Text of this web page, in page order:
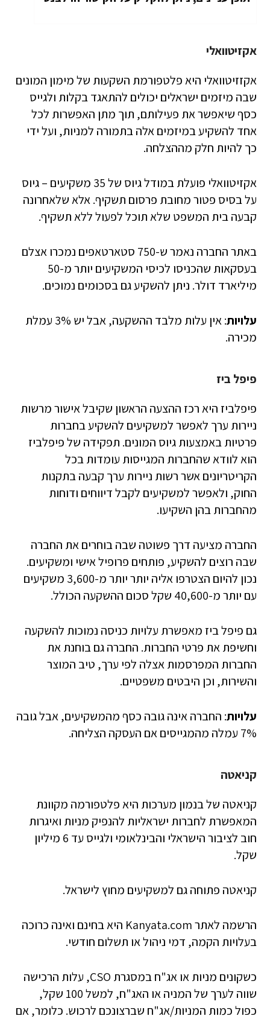
אקזיטוואלי
אקזזיטוואלי היא פלטפורמת השקעות של מימון המונים
שבה מיזמים ישראלים יכולים להתאגד בקלות ולגייס
כסף שיאפשר את פעילותם, תוך מתן האפשרות לכל
אחד להשקיע במיזמים אלה בתמורה למניות, ועל ידי
כך להיות חלק מההצלחה.
אקזיטוואלי פועלת במודל גיוס של 35 משקיעים – גיוס
על בסיס פטור מחובת פרסום תשקיף. אלא שלאחרונה
קבעה בית המשפט שלא תוכל לפעול ללא תשקיף.
באתר החברה נאמר ש-750 סטארטאפים נמכרו אצלם
בעסקאות שהכניסו לכיסי המשקיעים יותר מ-50
מיליארד דולר. ניתן להשקיע גם בסכומים נמוכים.
עלויות
: אין עלות מלבד ההשקעה, אבל יש 3% עמלת
מכירה.
פיפל ביז
פיפלביז היא רכז ההצעה הראשון שקיבל אישור מרשות
ניירות ערך לאפשר למשקיעים להשקיע בחברות
פרטיות באמצעות גיוס המונים. תפקידה של פיפלביז
הוא לוודא שהחברות המגייסות עומדות בכל
הקריטריונים אשר רשות ניירות ערך קבעה בתקנות
החוק, ולאפשר למשקיעים לקבל דיווחים ודוחות
מהחברות בהן השקיעו.
החברה מציעה דרך פשוטה שבה בוחרים את החברה
שבה רוצים להשקיע, פותחים פרופיל אישי ומשקיעים.
נכון להיום הצטרפו אליה יותר יותר מ-3,600 משקיעים
עם יותר מ-40,600 שקל סכום ההשקעה הכולל.
גם פיפל ביז מאפשרת עלויות כניסה נמוכות להשקעה
וחשיפת את פרטי החברות. החברה גם בוחנת את
החברות המפרסמות אצלה לפי ערך, טיב המוצר
והשירות, וכן היבטים משפטיים.
עלויות: החברה אינה גובה כסף מהמשקיעים, אבל גובה
7% עמלה מהמגייסים אם העסקה הצליחה.
קניאטה
קניאטה של בנמון מערכות היא פלטפורמה מקוונת
המאפשרת לחברות ישראליות להנפיק מניות ואיגרות
חוב לציבור הישראלי והבינלאומי ולגייס עד 6 מיליון
שקל.
קניאטה פתוחה גם למשקיעים מחוץ לישראל.
הרשמה לאתר Kanyata.com היא בחינם ואינה כרוכה
בעלויות הקמה, דמי ניהול או תשלום חודשי.
כשקונים מניות או אג"ח במסגרת CSO, עלות הרכישה
שווה לערך של המניה או האג"ח, למשל 100 שקל,
כפול כמות המניות/אג"ח שברצונכם לרכוש. כלומר, אם